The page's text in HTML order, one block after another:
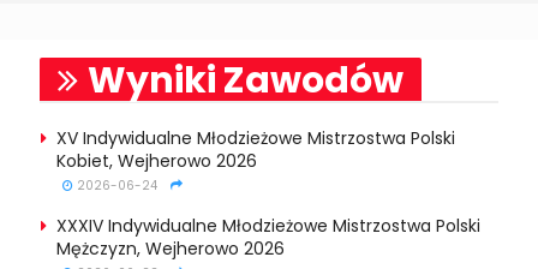
Wyniki Zawodów
XV Indywidualne Młodzieżowe Mistrzostwa Polski
Kobiet, Wejherowo 2026
2026-06-24
XXXIV Indywidualne Młodzieżowe Mistrzostwa Polski
Mężczyzn, Wejherowo 2026